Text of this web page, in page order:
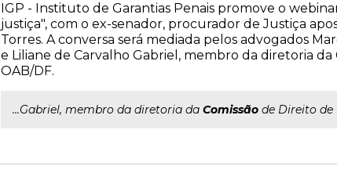
IGP - Instituto de Garantias Penais promove o
justiça", com o ex-senador, procurador de Justiça
Torres. A conversa será mediada pelos advogados
e Liliane de Carvalho Gabriel, membro da diretoria da
OAB/DF.
...Gabriel, membro da diretoria da Comissão de Direito de